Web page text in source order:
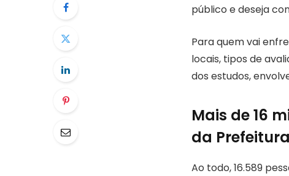
público e deseja
Para quem vai
locais, tipos de
dos estudos,
Mais de 16
da Prefeitura
Ao todo, 16.589